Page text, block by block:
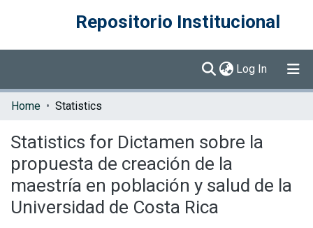
Repositorio Institucional
Log In (current)
Communities & Collections
Home Statistics
Statistics for Dictamen sobre la
propuesta de creación de la
maestría en población y salud de la
Universidad de Costa Rica